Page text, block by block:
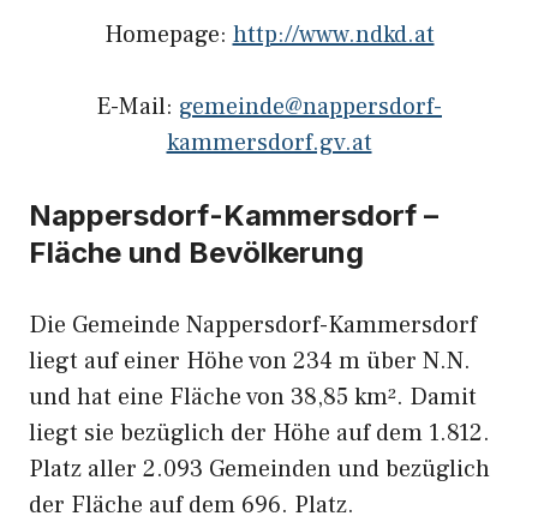
Homepage: http://www.ndkd.at
E-Mail: gemeinde@nappersdorf-
kammersdorf.gv.at
Nappersdorf-Kammersdorf –
Fläche und Bevölkerung
Die Gemeinde Nappersdorf-Kammersdorf
liegt auf einer Höhe von 234 m über N.N.
und hat eine Fläche von 38,85 km². Damit
liegt sie bezüglich der Höhe auf dem 1.812.
Platz aller 2.093 Gemeinden und bezüglich
der Fläche auf dem 696. Platz.